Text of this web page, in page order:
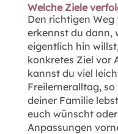
Welche Ziele
Den richtigen
erkennst du dann,
eigentlich hin
konkretes Ziel vor
kannst du viel
Freilerneralltag,
deiner Familie
euch wünscht
Anpassungen